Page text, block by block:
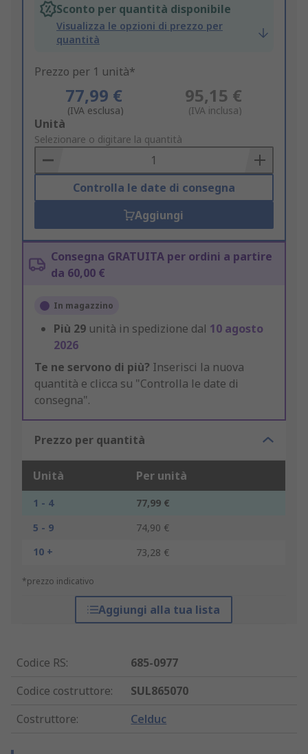
Sconto per quantità disponibile
Visualizza le opzioni di prezzo per
quantità
Prezzo per 1 unità*
77,99 €
(IVA esclusa)
95,15 €
(IVA inclusa)
Add
to
Basket
Unità
Selezionare o digitare la quantità
Controlla le date di consegna
Aggiungi
Consegna GRATUITA per ordini a partire
da 60,00 €
In magazzino
Più 29 unità in spedizione dal 10 agosto
2026
Te ne servono di più? Inserisci la nuova
quantità e clicca su "Controlla le date di
consegna".
Prezzo per quantità
Unità Per unità
1 - 4
77,99 €
5 - 9
74,90 €
10 +
73,28 €
*prezzo indicativo
Aggiungi alla tua lista
Codice RS:
685-0977
Codice costruttore:
SUL865070
Costruttore: Celduc